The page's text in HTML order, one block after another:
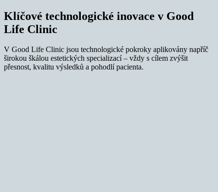
Klíčové technologické inovace v Good
Life Clinic
V Good Life Clinic jsou technologické pokroky aplikovány napříč
širokou škálou estetických specializací – vždy s cílem zvýšit
přesnost, kvalitu výsledků a pohodlí pacienta.